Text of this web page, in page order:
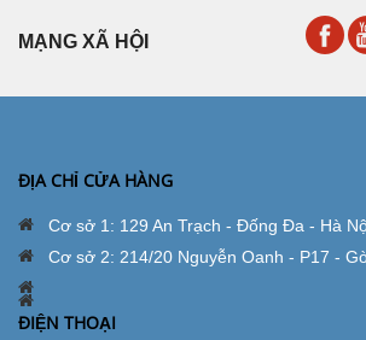
MẠNG XÃ HỘI
ĐỊA CHỈ CỬA HÀNG
Cơ sở 1: 129 An Trạch - Đống Đa - Hà
Cơ sở 2: 214/20 Nguyễn Oanh - P17 -
ĐIỆN THOẠI